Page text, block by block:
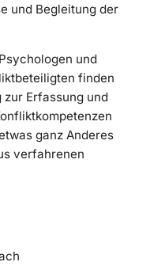
und Begleitung der
und
finden
Erfassung und
ganz Anderes
verfahrenen